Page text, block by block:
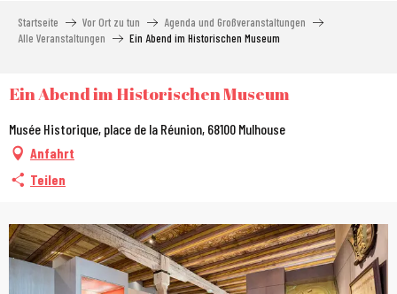
Startseite Vor Ort zu tun
Agenda und Großveranstaltungen
Alle Veranstaltungen
Ein Abend im Historischen Museum
Ein Abend im Historischen Museum
Musée Historique, place de la Réunion, 68100 Mulhouse
Anfahrt
Teilen